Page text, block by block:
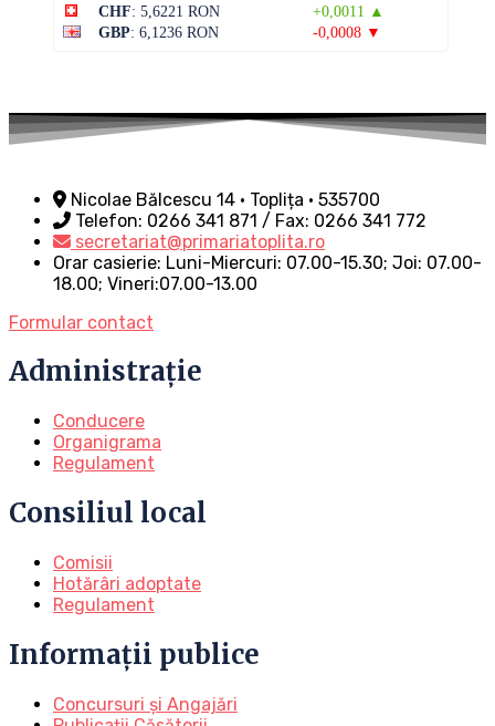
CHF: 5,6221 RON
+0,0011 ▲
GBP: 6,1236 RON -0,0008 ▼
Nicolae Bălcescu 14 • Toplița • 535700
Telefon: 0266 341 871 / Fax: 0266 341 772
secretariat@primariatoplita.ro
Orar casierie: Luni-Miercuri: 07.00-15.30; Joi: 07.00-
18.00; Vineri:07.00-13.00
Formular contact
Administrație
Conducere
Organigrama
Regulament
Consiliul local
Comisii
Hotărâri adoptate
Regulament
Informații publice
Concursuri și Angajări